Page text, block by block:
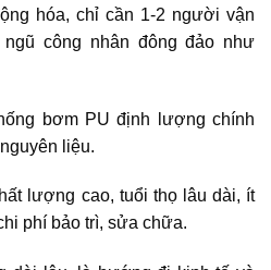
hóa, chỉ cần 1-2 người vận
công nhân đông đảo như
bơm PU định lượng chính
liệu.
lượng cao, tuổi thọ lâu dài, ít
phí bảo trì, sửa chữa.